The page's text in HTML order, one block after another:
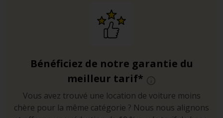
Bénéficiez de notre garantie du
meilleur tarif*
Vous avez trouvé une location de voiture moins
chère pour la même catégorie ? Nous nous alignons